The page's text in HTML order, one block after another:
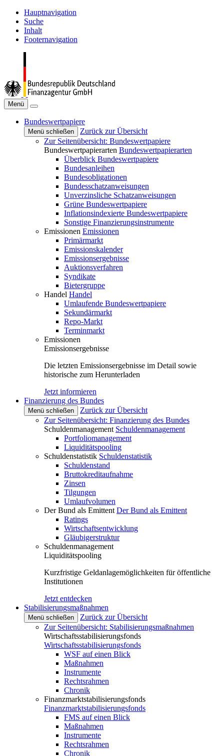
Hauptnavigation
Suche
Inhalt
Footernavigation
Menü
Bundeswertpapiere
Menü schließen
Zurück zur Übersicht
Zur Seitenübersicht: Bundeswertpapiere
Bundeswertpapierarten Bundeswertpapierarten
Überblick Bundeswertpapiere
Bundesanleihen
Bundesobligationen
Bundesschatzanweisungen
Unverzinsliche Schatzanweisungen
Grüne Bundeswertpapiere
Inflationsindexierte Bundeswertpapiere
Sonstige Finanzierungsinstrumente
Emissionen Emissionen
Primärmarkt
Emissionskalender
Emissionsergebnisse
Auktionsverfahren
Syndikate
Bietergruppe
Handel Handel
Umlaufende Bundeswertpapiere
Sekundärmarkt
Repo-Markt
Terminmarkt
Emissionen
Emissionsergebnisse
Die letzten Emissionsergebnisse im Detail sowie
historische zum Herunterladen
Jetzt informieren
Finanzierung des Bundes
Menü schließen
Zurück zur Übersicht
Zur Seitenübersicht: Finanzierung des Bundes
Schuldenmanagement Schuldenmanagement
Portfoliomanagement
Liquiditätspooling
Schuldenstatistik Schuldenstatistik
Schuldenstand
Bruttokreditaufnahme
Zinsen
Tilgungen
Umlaufvolumen
Der Bund als Emittent Der Bund als Emittent
Ratings
Wirtschaftsentwicklung
Gläubigerstruktur
Schuldenmanagement
Liquiditätspooling
Kurzfristige Geldanlagemöglichkeiten für öffentliche
Institutionen
Jetzt entdecken
Stabilisierungsmaßnahmen
Menü schließen
Zurück zur Übersicht
Zur Seitenübersicht: Stabilisierungsmaßnahmen
Wirtschaftsstabilisierungsfonds
Wirtschaftsstabilisierungsfonds
WSF auf einen Blick
Maßnahmen
Instrumente
Rechtsrahmen
Chronik
Finanzmarktstabilisierungsfonds
Finanzmarktstabilisierungsfonds
FMS auf einen Blick
Maßnahmen
Instrumente
Rechtsrahmen
Chronik